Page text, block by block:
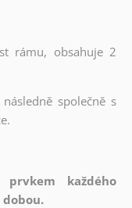
rámu, obsahuje 2
společně s
každého